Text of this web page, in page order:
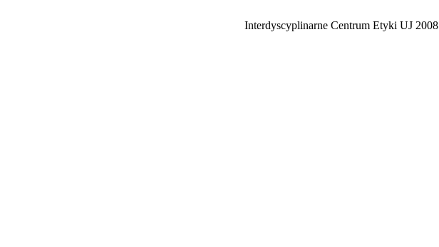
Interdyscyplinarne Centrum Etyki UJ 2008